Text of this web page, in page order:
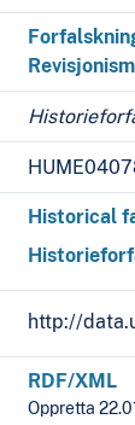
Historical
http://
RDF/XML
Oppretta